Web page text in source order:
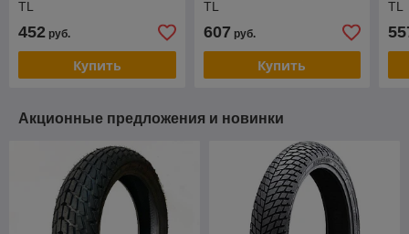
TL
452 руб.
Купить
TL
607 руб.
Купить
TL
Акционные предложения и новинки